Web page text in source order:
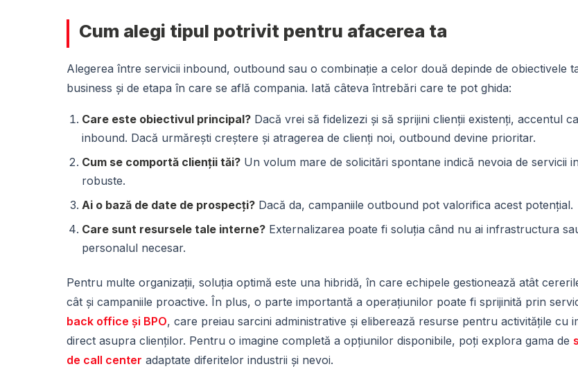
Cum alegi tipul potrivit pentru afacerea ta
Alegerea între servicii inbound, outbound sau o combinație a celor două depinde de obiectivele
business și de etapa în care se află compania. Iată câteva întrebări care te pot ghida:
Care este obiectivul principal? Dacă vrei să fidelizezi și să sprijini clienții existenți, accentul
inbound. Dacă urmărești creștere și atragerea de clienți noi, outbound devine prioritar.
Cum se comportă clienții tăi? Un volum mare de solicitări spontane indică nevoia de servicii
robuste.
Ai o bază de date de prospecți? Dacă da, campaniile outbound pot valorifica acest potențial.
Care sunt resursele tale interne? Externalizarea poate fi soluția când nu ai infrastructura
personalul necesar.
Pentru multe organizații, soluția optimă este una hibridă, în care echipele gestionează atât
cât și campaniile proactive. În plus, o parte importantă a operațiunilor poate fi sprijinită prin
back office și BPO, care preiau sarcini administrative și eliberează resurse pentru activitățile cu
direct asupra clienților. Pentru o imagine completă a opțiunilor disponibile, poți explora gama de
de call center adaptate diferitelor industrii și nevoi.